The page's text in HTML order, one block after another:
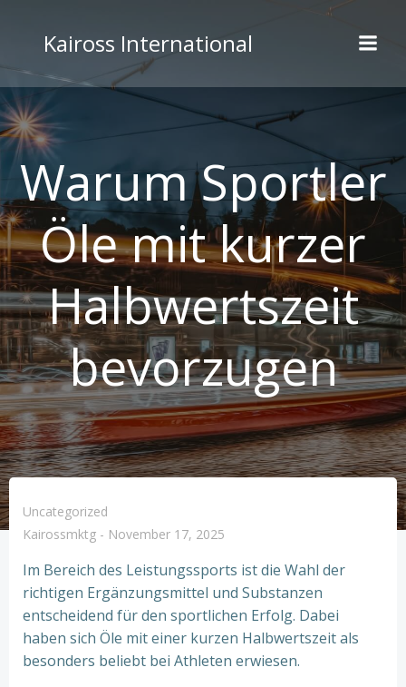
to
content
Kaiross International
Warum Sportler
Öle mit kurzer
Halbwertszeit
bevorzugen
Uncategorized
Kairossmktg - November 17, 2025
Im Bereich des Leistungssports ist die Wahl der
richtigen Ergänzungsmittel und Substanzen
entscheidend für den sportlichen Erfolg. Dabei
haben sich Öle mit einer kurzen Halbwertszeit als
besonders beliebt bei Athleten erwiesen.